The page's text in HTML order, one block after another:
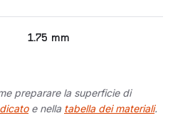
1.75 mm
preparare la superficie di
e nella tabella dei materiali.